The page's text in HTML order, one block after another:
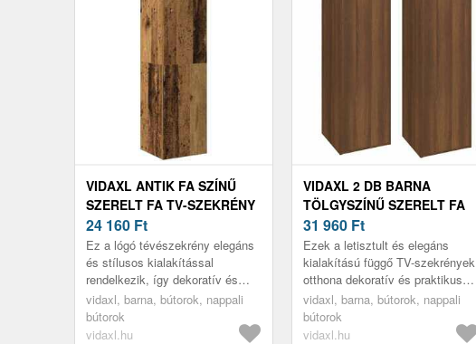
VIDAXL ANTIK FA SZÍNŰ
SZERELT FA TV-SZEKRÉNY
30, 5 X 30 X 110 CM
24 160 Ft
Ez a lógó tévészekrény elegáns
és stílusos kialakítással
rendelkezik, így dekoratív és
praktikus kiegészítője a
dekorációnak.
vidaxl, barna, bútorok, nappali
bútorok
vidaxl.hu
VIDAXL 2 DB BARNA
TÖLGYSZÍNŰ SZERELT FA
TV-SZEKRÉNY 30, 5 X 30 X
90 CM
31 960 Ft
Ezek a letisztult és elegáns
kialakítású függő TV-szekrények
otthona dekoratív és praktikus
kiegészítői lesznek.
vidaxl, barna, bútorok, nappali
bútorok
vidaxl.hu